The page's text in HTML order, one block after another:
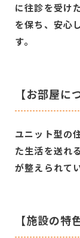
に往診を受け
を保ち、安心
す。
【お部屋に
ユニット型の
た生活を送れ
が整えられて
【施設の特色